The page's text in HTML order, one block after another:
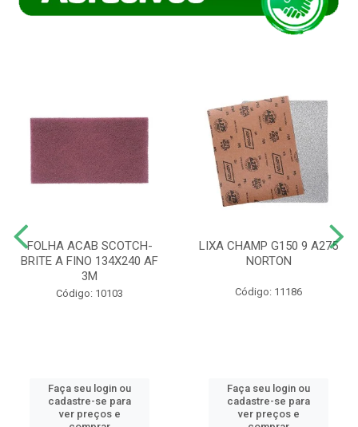
FOLHA ACAB SCOTCH-
BRITE A FINO 134X240 AF
3M
Código: 10103
Faça seu login ou
cadastre-se para
ver preços e
LIXA CHAMP G150 9 A275
NORTON
Código: 11186
Faça seu login ou
cadastre-se para
ver preços e